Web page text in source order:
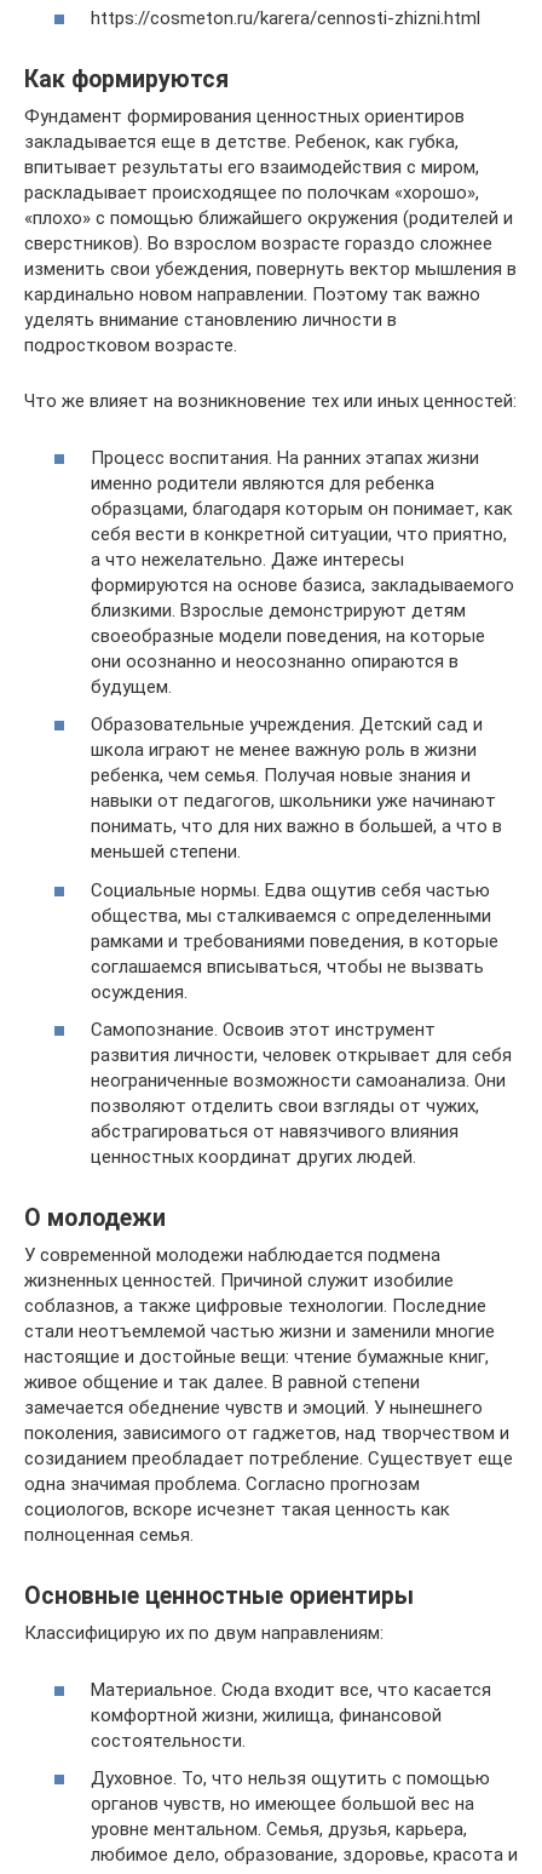
https://cosmeton.ru/karera/cennosti-zhizni.html
Как формируются
Фундамент формирования ценностных ориентиров
закладывается еще в детстве. Ребенок, как губка,
впитывает результаты его взаимодействия с миром,
раскладывает происходящее по полочкам «хорошо»,
«плохо» с помощью ближайшего окружения (родителей и
сверстников). Во взрослом возрасте гораздо сложнее
изменить свои убеждения, повернуть вектор мышления в
кардинально новом направлении. Поэтому так важно
уделять внимание становлению личности в
подростковом возрасте.
Что же влияет на возникновение тех или иных ценностей:
Процесс воспитания. На ранних этапах жизни
именно родители являются для ребенка
образцами, благодаря которым он понимает, как
себя вести в конкретной ситуации, что приятно,
а что нежелательно. Даже интересы
формируются на основе базиса, закладываемого
близкими. Взрослые демонстрируют детям
своеобразные модели поведения, на которые
они осознанно и неосознанно опираются в
будущем.
Образовательные учреждения. Детский сад и
школа играют не менее важную роль в жизни
ребенка, чем семья. Получая новые знания и
навыки от педагогов, школьники уже начинают
понимать, что для них важно в большей, а что в
меньшей степени.
Социальные нормы. Едва ощутив себя частью
общества, мы сталкиваемся с определенными
рамками и требованиями поведения, в которые
соглашаемся вписываться, чтобы не вызвать
осуждения.
Самопознание. Освоив этот инструмент
развития личности, человек открывает для себя
неограниченные возможности самоанализа. Они
позволяют отделить свои взгляды от чужих,
абстрагироваться от навязчивого влияния
ценностных координат других людей.
О молодежи
У современной молодежи наблюдается подмена
жизненных ценностей. Причиной служит изобилие
соблазнов, а также цифровые технологии. Последние
стали неотъемлемой частью жизни и заменили многие
настоящие и достойные вещи: чтение бумажные книг,
живое общение и так далее. В равной степени
замечается обеднение чувств и эмоций. У нынешнего
поколения, зависимого от гаджетов, над творчеством и
созиданием преобладает потребление. Существует еще
одна значимая проблема. Согласно прогнозам
социологов, вскоре исчезнет такая ценность как
полноценная семья.
Основные ценностные ориентиры
Классифицирую их по двум направлениям:
Материальное. Сюда входит все, что касается
комфортной жизни, жилища, финансовой
состоятельности.
Духовное. То, что нельзя ощутить с помощью
органов чувств, но имеющее большой вес на
уровне ментальном. Семья, друзья, карьера,
любимое дело, образование, здоровье, красота и